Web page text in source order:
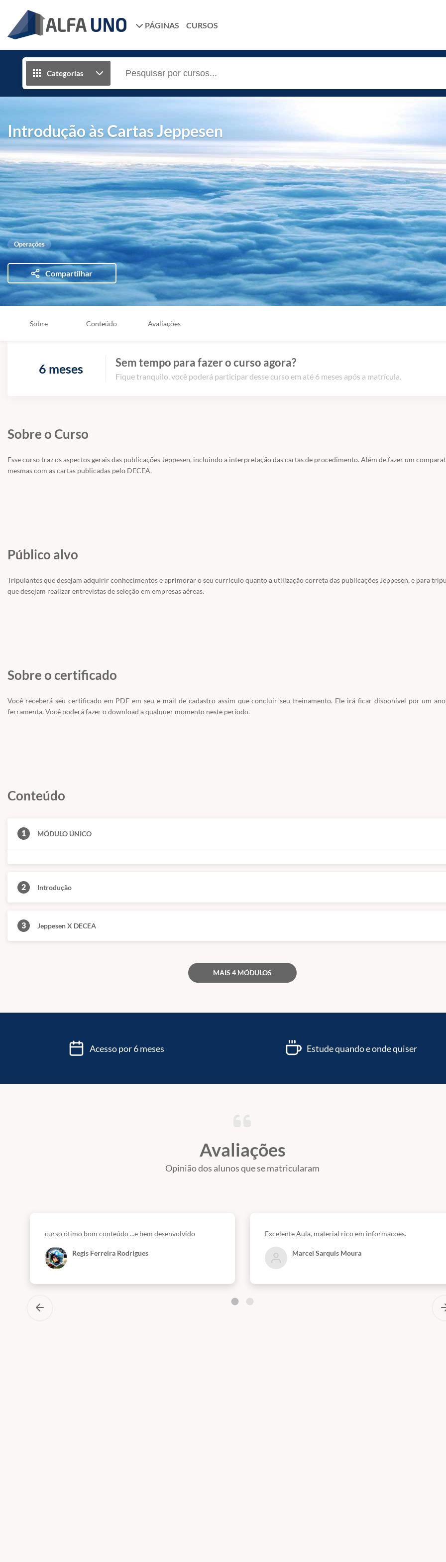
PÁGINAS CURSOS
Categorias
Introdução às Cartas Jeppesen
Operações
Compartilhar
Sobre Conteúdo Avaliações
6 meses Sem tempo para fazer o curso agora?
Fique tranquilo, você poderá participar desse curso em até 6 meses após a matrícula.
Sobre o Curso
Esse curso traz os aspectos gerais das publicações Jeppesen, incluindo a interpretação das cartas de procedimento. Além de fazer um
mesmas com as cartas publicadas pelo DECEA.
Público alvo
Tripulantes que desejam adquirir conhecimentos e aprimorar o seu currículo quanto a utilização correta das publicações Jeppesen, e para
que desejam realizar entrevistas de seleção em empresas aéreas.
Sobre o certificado
Você receberá seu certificado em PDF em seu e-mail de cadastro assim que concluir seu treinamento. Ele irá ficar disponível por um
ferramenta. Você poderá fazer o download a qualquer momento neste período.
Conteúdo
1 MÓDULO ÚNICO
2 Introdução
3 Jeppesen X DECEA
MAIS 4 MÓDULOS
Acesso por 6 meses Estude quando e onde quiser
Avaliações
Opinião dos alunos que se matricularam
curso ótimo bom conteúdo ...e bem desenvolvido
Regis Ferreira Rodrigues
Excelente Aula, material rico em informacoes.
Marcel Sarquis Moura